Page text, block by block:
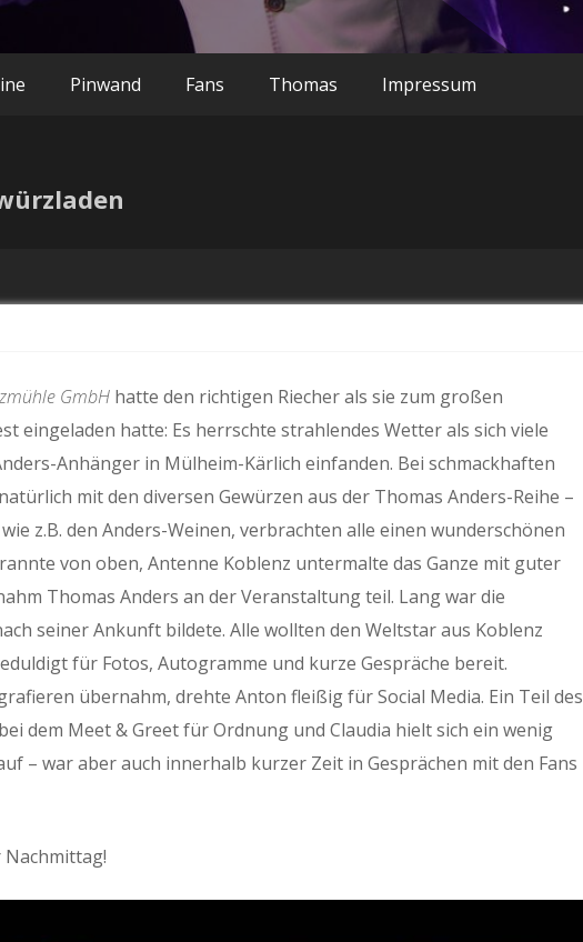
Pinwand Fans Thomas Impressum
GmbH hatte den richtigen Riecher als sie zum großen
eingeladen hatte: Es herrschte strahlendes Wetter als sich viele
Anhänger in Mülheim-Kärlich einfanden. Bei schmackhaften
mit den diversen Gewürzen aus der Thomas Anders-Reihe –
z.B. den Anders-Weinen, verbrachten alle einen wunderschönen
von oben, Antenne Koblenz untermalte das Ganze mit guter
Thomas Anders an der Veranstaltung teil. Lang war die
seiner Ankunft bildete. Alle wollten den Weltstar aus Koblenz
für Fotos, Autogramme und kurze Gespräche bereit.
übernahm, drehte Anton fleißig für Social Media. Ein Teil des
dem Meet & Greet für Ordnung und Claudia hielt sich ein wenig
– war aber auch innerhalb kurzer Zeit in Gesprächen mit den Fans